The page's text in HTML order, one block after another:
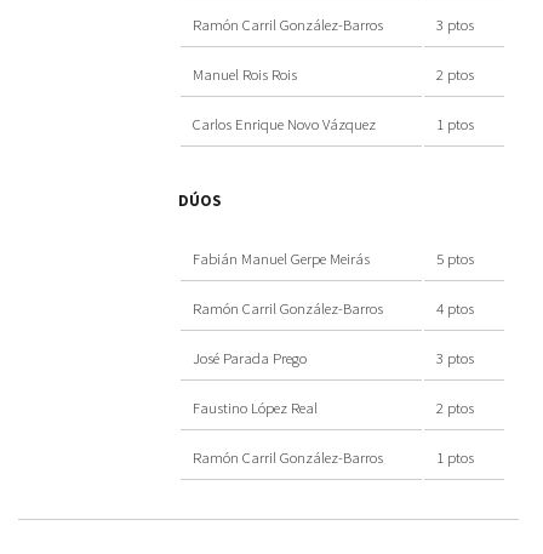
Ramón Carril González-Barros 3 ptos
Manuel Rois Rois 2 ptos
Carlos Enrique Novo Vázquez 1 ptos
DÚOS
Fabián Manuel Gerpe Meirás 5 ptos
Ramón Carril González-Barros 4 ptos
José Parada Prego 3 ptos
Faustino López Real 2 ptos
Ramón Carril González-Barros 1 ptos